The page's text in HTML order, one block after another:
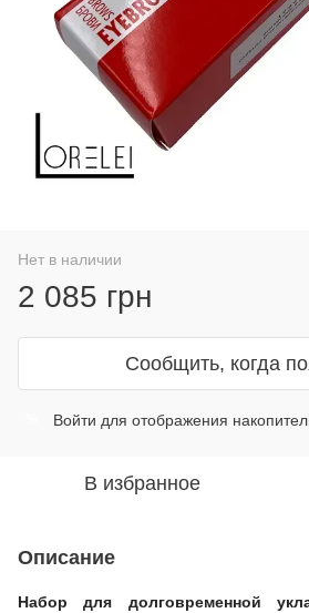
Нет в наличии
2 085 грн
Сообщить, когда
Войти для отображения
В избранное
Описание
Набор для долговременной